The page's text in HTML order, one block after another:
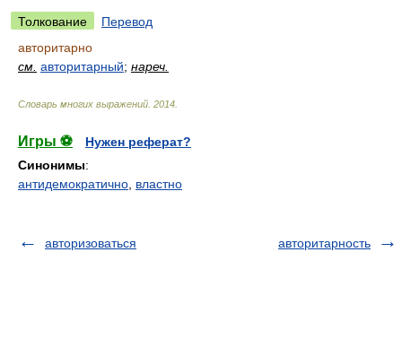
Толкование
Перевод
авторитарно
см. авторитарный; нареч.
Словарь многих выражений 2014
Игры ⚽
Нужен реферат?
Синонимы:
антидемократично властно
авторизоваться авторитарность